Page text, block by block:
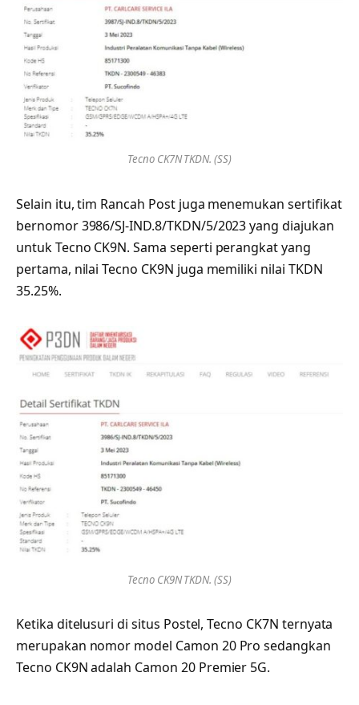
Tecno CK7N TKDN. (SS)
Selain itu, tim Rancah Post juga menemukan sertifikat
bernomor 3986/SJ-IND.8/TKDN/5/2023 yang diajukan
untuk Tecno CK9N. Sama seperti perangkat yang
pertama, nilai Tecno CK9N juga memiliki nilai TKDN
35.25%.
Tecno CK9N TKDN. (SS)
Ketika ditelusuri di situs Postel, Tecno CK7N ternyata
merupakan nomor model Camon 20 Pro sedangkan
Tecno CK9N adalah Camon 20 Premier 5G.